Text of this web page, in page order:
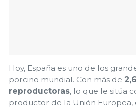
Hoy, España es uno de los
porcino mundial. Con más de
reproductoras, lo que le sitúa
productor de la Unión Europea,